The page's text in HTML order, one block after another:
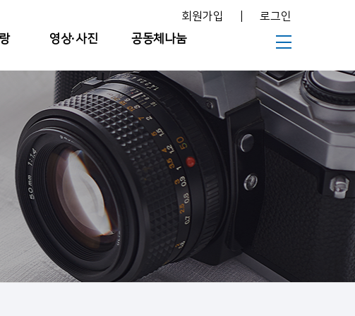
영상∙사진 공동체나눔
회원가입 로그인